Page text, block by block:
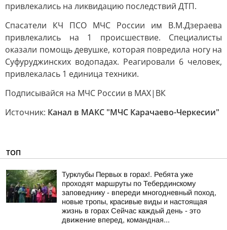
привлекались на ликвидацию последствий ДТП.
Спасатели КЧ ПСО МЧС России им В.М.Дзераева
привлекались на 1 происшествие. Специалисты
оказали помощь девушке, которая повредила ногу на
Суфуруджинских водопадах. Реагировали 6 человек,
привлекалась 1 единица техники.
Подписывайся на МЧС России в MAX|ВК
Источник: Канал в МАКС "МЧС Карачаево-Черкесии"
ТОП
Турклубы Первых в горах!. Ребята уже
проходят маршруты по Тебердинскому
заповеднику - впереди многодневный поход,
новые тропы, красивые виды и настоящая
жизнь в горах Сейчас каждый день - это
движение вперед, командная...